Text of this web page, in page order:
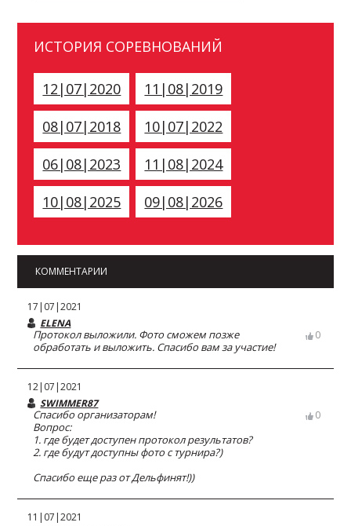
ИСТОРИЯ СОРЕВНОВАНИЙ
12|07|2020
11|08|2019
08|07|2018
10|07|2022
06|08|2023
11|08|2024
10|08|2025
09|08|2026
КОММЕНТАРИИ
17|07|2021
ELENA
Протокол выложили. Фото сможем позже
обработать и выложить. Спасибо вам за участие!
0
12|07|2021
SWIMMER87
Спасибо организаторам!
Вопрос:
1. где будет доступен протокол результатов?
2. где будут доступны фото с турнира?)
Спасибо еще раз от Дельфинят!))
0
11|07|2021